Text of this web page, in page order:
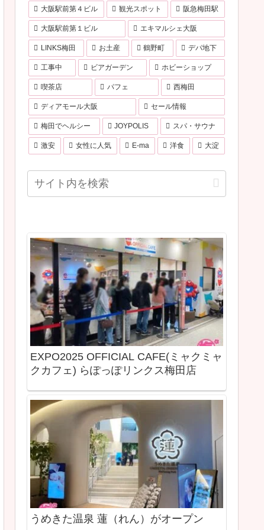
大阪駅前第４ビル 観光スポット 阪急梅田駅
大阪駅前第１ビル エキマルシェ大阪
LINKS梅田 お土産 鶴野町 デパ地下
工事中 ビアガーデン ホビーショップ
喫茶店 パフェ 西梅田
ディアモール大阪 セール情報
梅田でヘルシー JOYPOLIS スパ・サウナ
激安 女性に人気 E-ma 洋食 大淀
EXPO2025 OFFICIAL CAFE(ミャクミャ
クカフェ) らぽっぽリンクス梅田店
うめきた温泉 蓮（れん）がオープン